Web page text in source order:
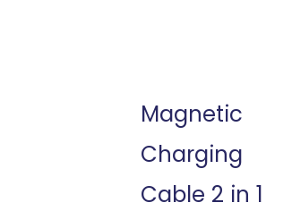
Magnetic
Charging
Cable 2 in 1